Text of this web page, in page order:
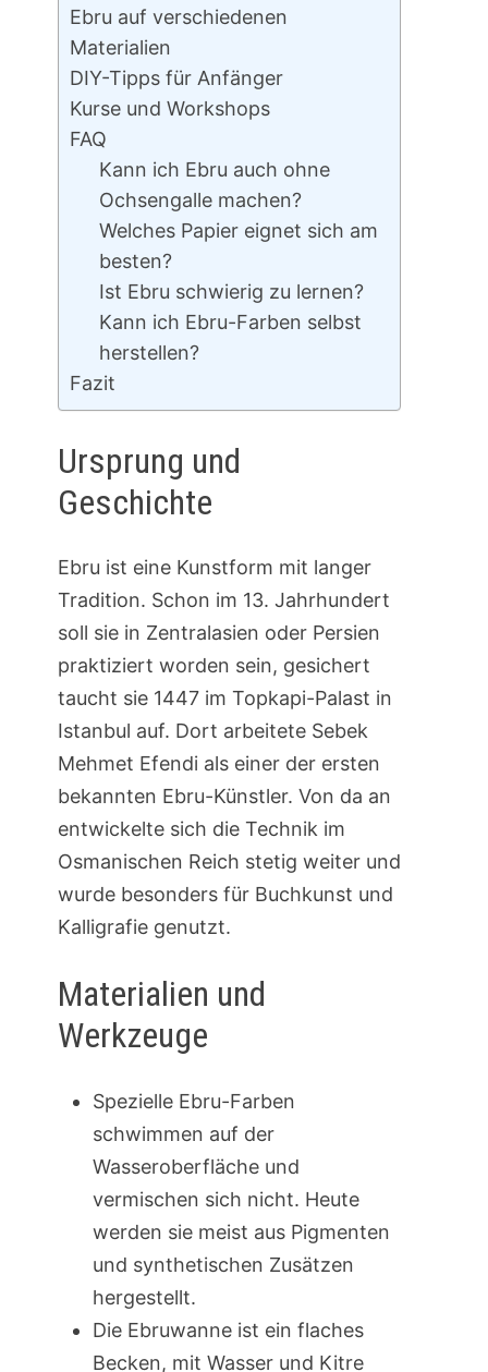
Ebru auf verschiedenen
Materialien
DIY-Tipps für Anfänger
Kurse und Workshops
FAQ
Kann ich Ebru auch ohne
Ochsengalle machen?
Welches Papier eignet sich am
besten?
Ist Ebru schwierig zu lernen?
Kann ich Ebru-Farben selbst
herstellen?
Fazit
Ursprung und
Geschichte
Ebru ist eine Kunstform mit langer
Tradition. Schon im 13. Jahrhundert
soll sie in Zentralasien oder Persien
praktiziert worden sein, gesichert
taucht sie 1447 im Topkapi-Palast in
Istanbul auf. Dort arbeitete Sebek
Mehmet Efendi als einer der ersten
bekannten Ebru-Künstler. Von da an
entwickelte sich die Technik im
Osmanischen Reich stetig weiter und
wurde besonders für Buchkunst und
Kalligrafie genutzt.
Materialien und
Werkzeuge
Spezielle Ebru-Farben
schwimmen auf der
Wasseroberfläche und
vermischen sich nicht. Heute
werden sie meist aus Pigmenten
und synthetischen Zusätzen
hergestellt.
Die Ebruwanne ist ein flaches
Becken, mit Wasser und Kitre